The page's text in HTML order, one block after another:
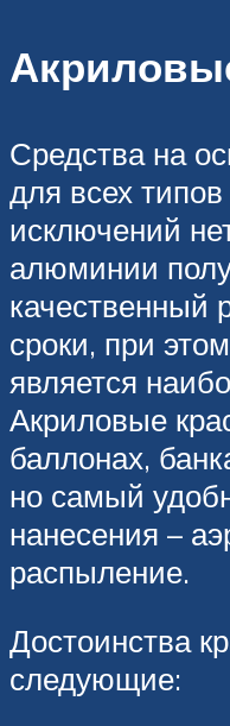
Средства на
для всех
исключений
алюминии
качественный
сроки, при
является
Акриловые
баллонах,
но самый
нанесения –
распыление.
Достоинства
следующие: